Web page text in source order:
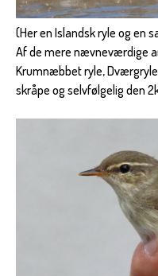
(Her en Islandsk ryle og en
Af de mere nævneværdige
Krumnæbbet ryle,
skråpe og selvfølgelig den